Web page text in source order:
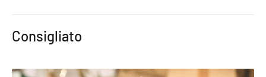
prodotto
Consigliato